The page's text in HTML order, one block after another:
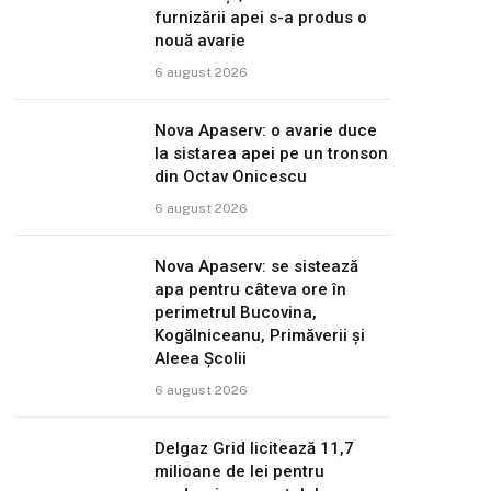
furnizării apei s-a produs o
nouă avarie
6 august 2026
Nova Apaserv: o avarie duce
la sistarea apei pe un tronson
din Octav Onicescu
6 august 2026
Nova Apaserv: se sistează
apa pentru câteva ore în
perimetrul Bucovina,
Kogălniceanu, Primăverii și
Aleea Școlii
6 august 2026
Delgaz Grid licitează 11,7
milioane de lei pentru